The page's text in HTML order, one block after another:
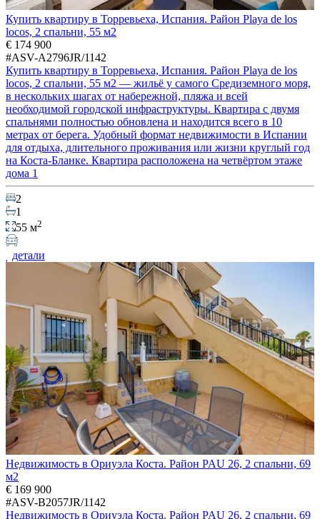
Купить квартиру в Торревьеха, Испания. Район Playa de los
locos, 2 спальни, 55 м2
€ 174 900
#ASV-A2796JR/1142
Купить квартиру в Торревьеха, Испания. Район Playa de los
locos, 2 спальни, 55 м2 — жильё у самого Средиземного моря,
в нескольких шагах от набережной, пляжа и всей
необходимой городской инфраструктуры. Квартира с двумя
спальнями полностью обновлена и находится всего в 10
метрах от берега. Удобный формат недвижимости в Испании
для отдыха, длительного проживания или жизни круглый год
на Коста-Бланке. Квартира расположена на четвёртом этаже
дома 1
2
1
55 м2
детали
Недвижимость в Ориуэла Коста. Район PAU 26, 2 спальни, 69
м2
€ 169 900
#ASV-B2057JR/1142
Недвижимость в Ориуэла Коста. Район PAU 26, 2 спальни, 69